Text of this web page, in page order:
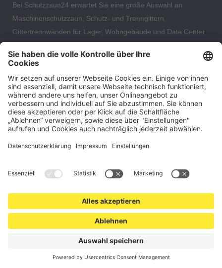
Bei Schutzzaun24 erwartet Sie eine große Auswahl an
Maschinenschutzzaun, Schutz- und Trenngittern,
Gittertrennwänden für Lager, Wohngebäude und Data Center
hochwertige Gartenzäune und Zaunsysteme für die sichere
öffentlichen Grundstücken. Darüber hinaus finden Sie bei uns
Produkte der Betriebsausstattung, wie Absperrtechnik,
Transportgeräte, Verkehrssicherung sowie Bau- und
Eventsicherung.
Cookie-Einstellungen Über uns
freibleibend. Solange der Vorrat reicht.
© 2026 schutzzaun24.de